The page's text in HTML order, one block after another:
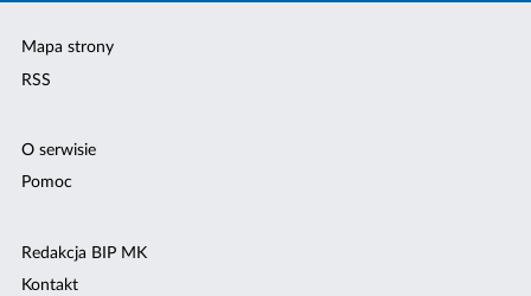
Mapa strony
RSS
O serwisie
Pomoc
Redakcja BIP MK
Kontakt